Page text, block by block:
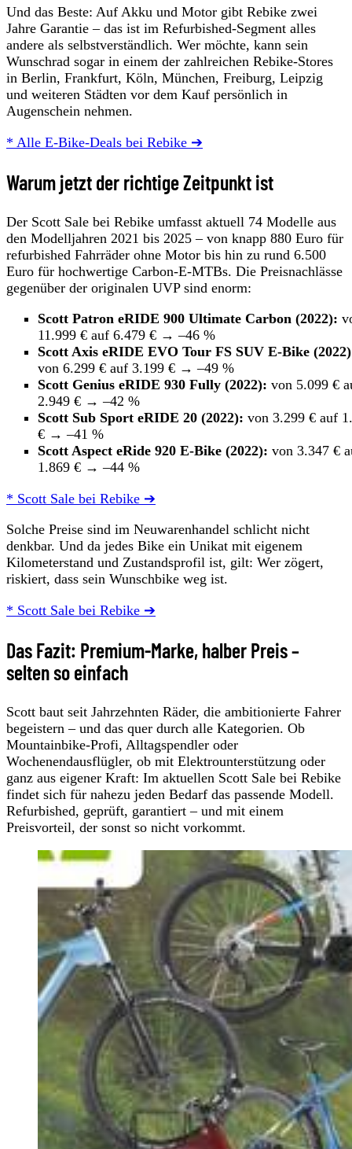
Und das Beste: Auf Akku und Motor gibt Rebike zwei
Jahre Garantie – das ist im Refurbished-Segment alles
andere als selbstverständlich. Wer möchte, kann sein
Wunschrad sogar in einem der zahlreichen Rebike-Stores
in Berlin, Frankfurt, Köln, München, Freiburg, Leipzig
und weiteren Städten vor dem Kauf persönlich in
Augenschein nehmen.
* Alle E-Bike-Deals bei Rebike ➔
Warum jetzt der richtige Zeitpunkt ist
Der Scott Sale bei Rebike umfasst aktuell 74 Modelle aus
den Modelljahren 2021 bis 2025 – von knapp 880 Euro für
refurbished Fahrräder ohne Motor bis hin zu rund 6.500
Euro für hochwertige Carbon-E-MTBs. Die Preisnachlässe
gegenüber der originalen UVP sind enorm:
Scott Patron eRIDE 900 Ultimate Carbon (2022):
11.999 € auf 6.479 € → –46 %
Scott Axis eRIDE EVO Tour FS SUV E-Bike
von 6.299 € auf 3.199 € → –49 %
Scott Genius eRIDE 930 Fully (2022): von 5.099 €
2.949 € → –42 %
Scott Sub Sport eRIDE 20 (2022): von 3.299 € auf
€ → –41 %
Scott Aspect eRide 920 E-Bike (2022): von 3.347 €
1.869 € → –44 %
* Scott Sale bei Rebike ➔
Solche Preise sind im Neuwarenhandel schlicht nicht
denkbar. Und da jedes Bike ein Unikat mit eigenem
Kilometerstand und Zustandsprofil ist, gilt: Wer zögert,
riskiert, dass sein Wunschbike weg ist.
* Scott Sale bei Rebike ➔
Das Fazit: Premium-Marke, halber Preis –
selten so einfach
Scott baut seit Jahrzehnten Räder, die ambitionierte Fahrer
begeistern – und das quer durch alle Kategorien. Ob
Mountainbike-Profi, Alltagspendler oder
Wochenendausflügler, ob mit Elektrounterstützung oder
ganz aus eigener Kraft: Im aktuellen Scott Sale bei Rebike
findet sich für nahezu jeden Bedarf das passende Modell.
Refurbished, geprüft, garantiert – und mit einem
Preisvorteil, der sonst so nicht vorkommt.